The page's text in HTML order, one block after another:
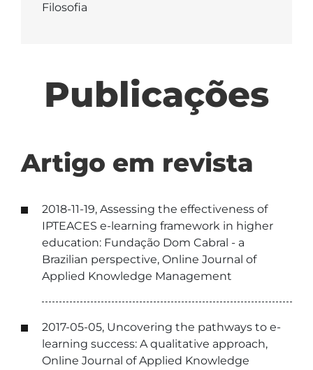
Filosofia
Publicações
Artigo em revista
2018-11-19, Assessing the effectiveness of
IPTEACES e-learning framework in higher
education: Fundação Dom Cabral - a
Brazilian perspective, Online Journal of
Applied Knowledge Management
2017-05-05, Uncovering the pathways to e-
learning success: A qualitative approach,
Online Journal of Applied Knowledge